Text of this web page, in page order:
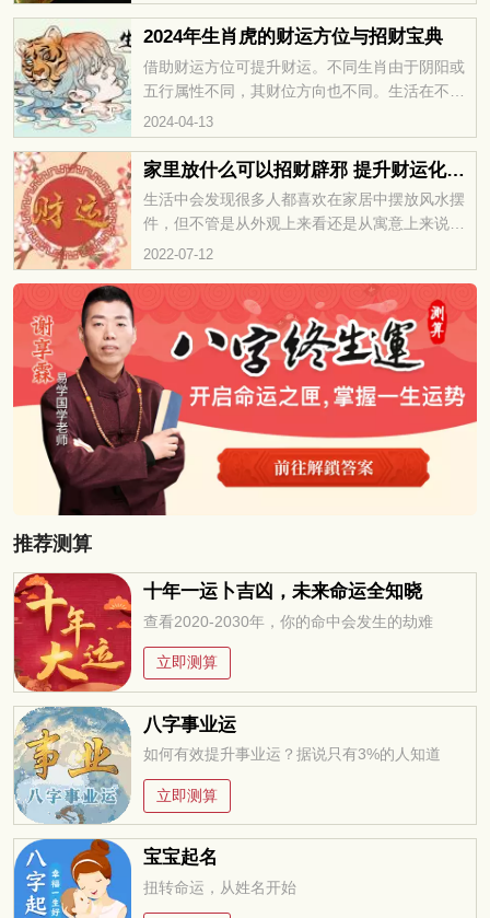
要起到旺财作用的话得养什么鱼好呢?接下来，我
们就来看看家居客厅养什么鱼最旺财吧！
2024年生肖虎的财运方位与招财宝典
借助财运方位可提升财运。不同生肖由于阴阳或
五行属性不同，其财位方向也不同。生活在不利
的方位可能影响经济情况。那么属虎人在2024年
的财运方位将是哪里呢？通过深入研究，揭示属
虎人在此年可激发财富能量的方位。了解财位的
让我们一同揭开2024年属虎人的财运方位之谜，
开启财富之门。
2024-04-13
家里放什么可以招财辟邪 提升财运化解小人
生活中会发现很多人都喜欢在家居中摆放风水摆
件，但不管是从外观上来看还是从寓意上来说都
是很不错的，自然喜欢的人越来越多，其实有些
风水吉祥物摆放在家中是能起到招财辟邪的作
用。一起来看一下家中摆放什么物品招财辟邪
吧！
2022-07-12
推荐测算
十年一运卜吉凶，未来命运全知晓
查看2020-2030年，你的命中会发生的劫难
立即测算
八字事业运
如何有效提升事业运？据说只有3%的人知道
立即测算
宝宝起名
扭转命运，从姓名开始